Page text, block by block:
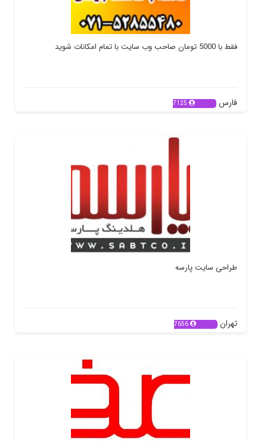
فقط با 5000 تومان صاحب وب سایت با تمام امکانات شوید
فارس 7125
طراحی سایت پارسه
تهران 7656